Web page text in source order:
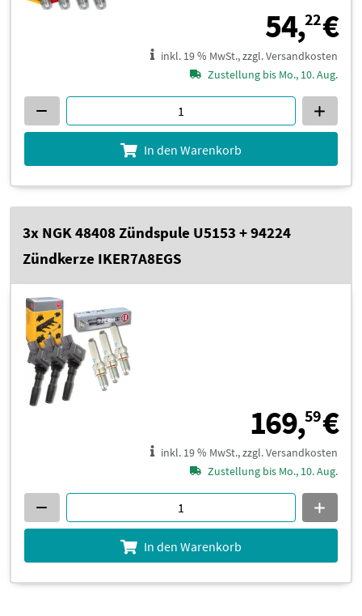
54,22€
inkl. 19 % MwSt., zzgl. Versandkosten
Zustellung bis Mo., 10. Aug.
In den Warenkorb
3x NGK 48408 Zündspule U5153 + 94224
Zündkerze IKER7A8EGS
169,59€
inkl. 19 % MwSt., zzgl. Versandkosten
Zustellung bis Mo., 10. Aug.
In den Warenkorb